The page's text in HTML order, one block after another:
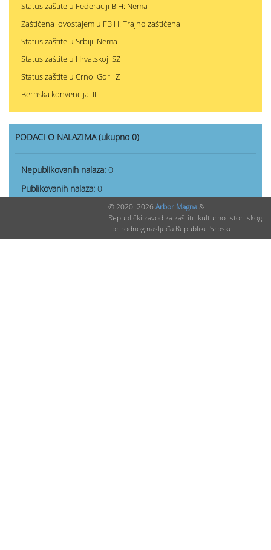
Status zaštite u Federaciji BiH: Nema
Zaštićena lovostajem u FBiH: Trajno zaštićena
Status zaštite u Srbiji: Nema
Status zaštite u Hrvatskoj: SZ
Status zaštite u Crnoj Gori: Z
Bernska konvencija: II
PODACI O NALAZIMA (ukupno 0)
Nepublikovanih nalaza: 0
Publikovanih nalaza: 0
© 2020–2026 Arbor Magna&
Republički zavod za zaštitu kulturno-istorijskog
i prirodnog nasljeđa Republike Srpske